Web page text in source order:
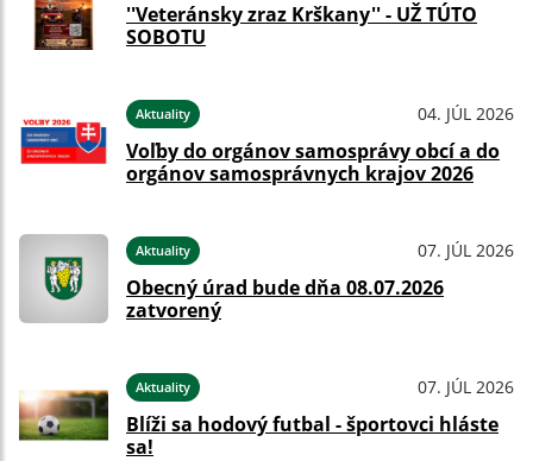
''Veteránsky zraz Krškany'' - UŽ TÚTO
SOBOTU
Aktuality 04. JÚL 2026
Voľby do orgánov samosprávy obcí a do
orgánov samosprávnych krajov 2026
Aktuality 07. JÚL 2026
Obecný úrad bude dňa 08.07.2026
zatvorený
Aktuality 07. JÚL 2026
Blíži sa hodový futbal - športovci hláste
sa!